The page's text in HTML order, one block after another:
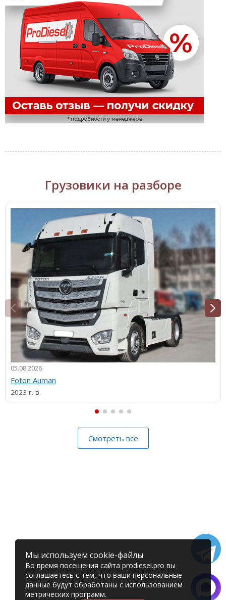
Грузовики на разборе
05.08.2026
Foton Auman
2023 г. в.
Смотреть все
Мы используем cookie-файлы
Во время посещения сайта prodiesel.pro вы
соглашаетесь с тем, что ваши персональные
данные будут обработаны с использованием
метрических программ.